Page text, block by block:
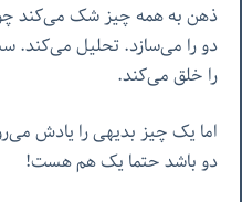
ذهن به همه چیز شک می‌کند
دو را می‌سازد. تحلیل می‌کند.
را خلق می‌کند.
اما یک چیز بدیهی را یادش
دو باشد حتما یک هم هست!